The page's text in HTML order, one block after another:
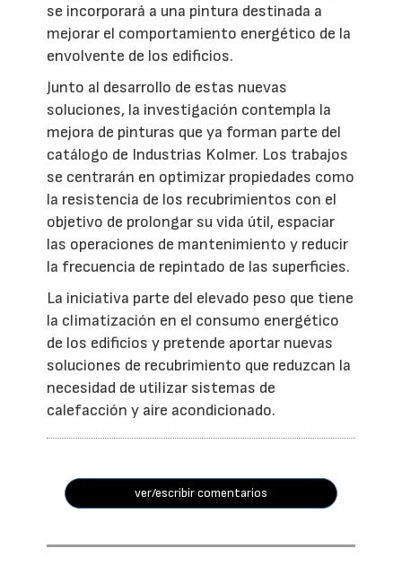
se incorporará a una pintura destinada a
mejorar el comportamiento energético de la
envolvente de los edificios.
Junto al desarrollo de estas nuevas
soluciones, la investigación contempla la
mejora de pinturas que ya forman parte del
catálogo de Industrias Kolmer. Los trabajos
se centrarán en optimizar propiedades como
la resistencia de los recubrimientos con el
objetivo de prolongar su vida útil, espaciar
las operaciones de mantenimiento y reducir
la frecuencia de repintado de las superficies.
La iniciativa parte del elevado peso que tiene
la climatización en el consumo energético
de los edificios y pretende aportar nuevas
soluciones de recubrimiento que reduzcan la
necesidad de utilizar sistemas de
calefacción y aire acondicionado.
ver/escribir comentarios